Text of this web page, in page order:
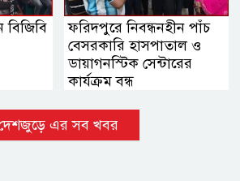
বিজিবি
ফরিদপুরে নিবন্ধনহীন পাঁচ
বেসরকারি হাসপাতাল ও
ডায়াগনস্টিক সেন্টারের
কার্যক্রম বন্ধ
এর সব খবর